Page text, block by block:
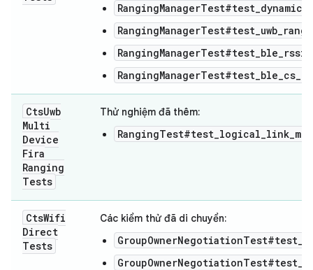
CtsUwb
Multi
Device
Fira
Ranging
Tests
Thử nghiệm đã thêm:
CtsWifi
Direct
Tests
Các kiểm thử đã di chuyển: